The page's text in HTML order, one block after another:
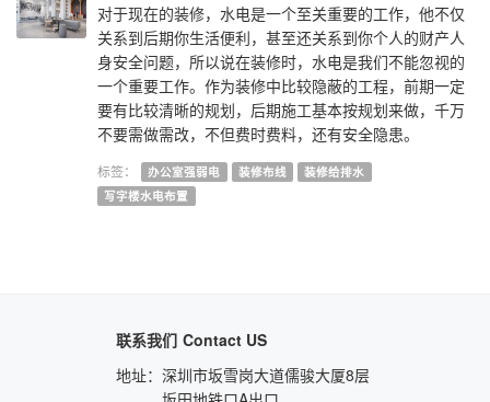
对于现在的装修，水电是一个至关重要的工作，他不仅
关系到后期你生活便利，甚至还关系到你个人的财产人
身安全问题，所以说在装修时，水电是我们不能忽视的
一个重要工作。作为装修中比较隐蔽的工程，前期一定
要有比较清晰的规划，后期施工基本按规划来做，千万
不要需做需改，不但费时费料，还有安全隐患。
标签： 办公室强弱电 装修布线
装修给排水
写字楼水电布置
联系我们 Contact US
地址： 深圳市坂雪岗大道儒骏大厦8层